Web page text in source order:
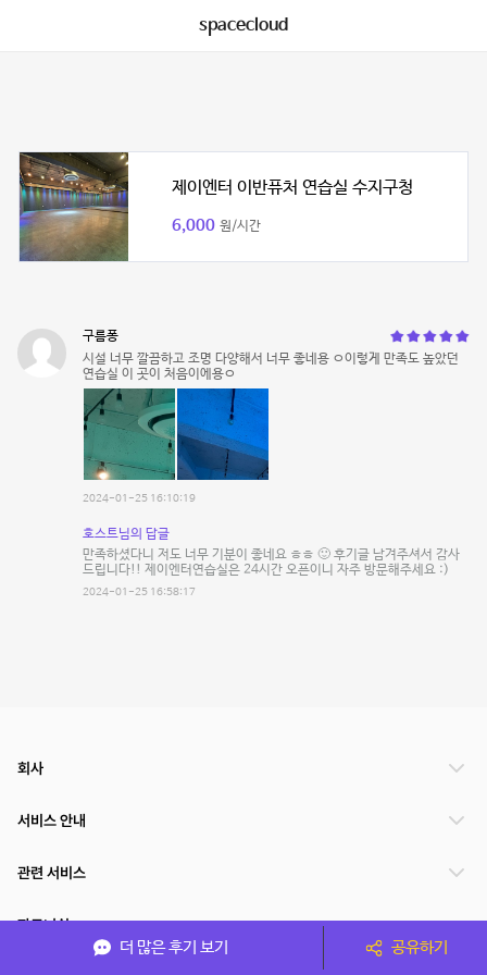
spacecloud
제이엔터 이반퓨처 연습실 수지구청
6,000 원/시간
구름퐁
시설 너무 깔끔하고 조명 다양해서 너무 좋네용 ㅇ이렇게 만족도 높았던
연습실 이 곳이 처음이에용ㅇ
2024-01-25 16:10:19
호스트님의 답글
만족하셨다니 저도 너무 기분이 좋네요 ㅎㅎ 🙂 후기글 남겨주셔서 감사
드립니다!! 제이엔터연습실은 24시간 오픈이니 자주 방문해주세요 :)
2024-01-25 16:58:17
더 많은 후기 보기 공유하기
회사
서비스 안내
관련 서비스
파트너쉽